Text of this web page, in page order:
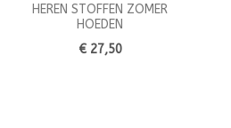
HEREN STOFFEN ZOMER
HOEDEN
€ 27,50